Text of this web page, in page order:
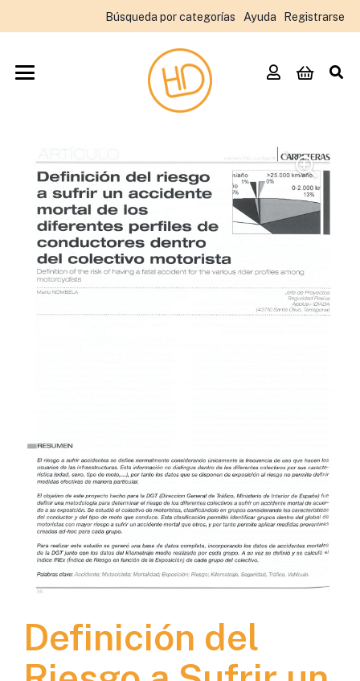
Búsqueda por categorías Ayuda Registrarse
Definición del